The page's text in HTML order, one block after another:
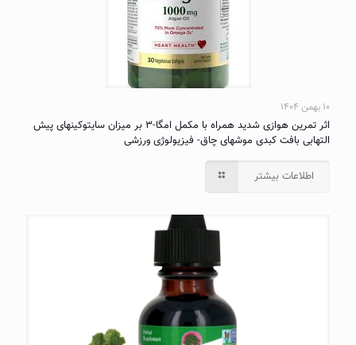
۱۰ بهمن ۱۴۰۴
اثر تمرین هوازی شدید همراه با مکمل امگا-۳ بر میزان سایتوکینهای پیش
التهابی بافت کبدی موشهای چاق- فیزیولوژی ورزشی
اطلاعات بیشتر